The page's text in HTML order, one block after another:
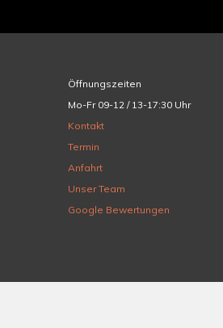
Öffnungszeiten
Mo-Fr 09-12 / 13-17:30 Uhr
Kontakt
Termin
Anfahrt
Unser Team
Google Bewertungen